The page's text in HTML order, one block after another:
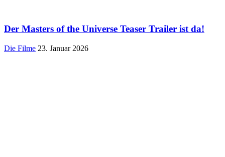
Der Masters of the Universe Teaser Trailer ist da!
Die Filme 23. Januar 2026